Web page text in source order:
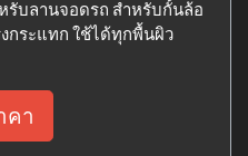
รับลานจอดรถ สำหรับกั้นล้อ
ระแทก ใช้ได้ทุกพื้นผิว
คา